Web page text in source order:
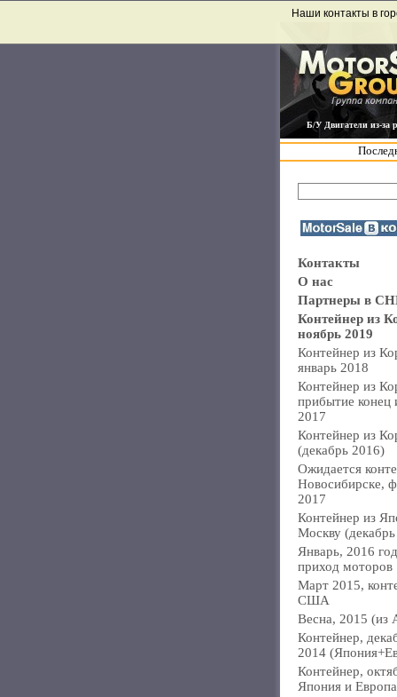
Б/У Двигатели из-за
Наши контакты в
Контакты
О нас
Партнеры в
Контейнер из
ноябрь 2019
Контейнер из
январь 2018
Контейнер из
прибытие конец
2017
Контейнер из
(декабрь 2016)
Ожидается
Новосибирске,
2017
Контейнер из
Москву
Январь, 2016
приход моторов
Март 2015,
США
Весна, 2015 (из
Контейнер,
2014
Контейнер,
Япония и